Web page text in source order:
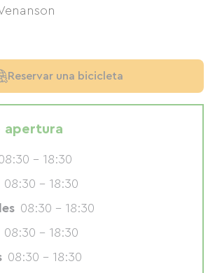
Reservar una bicicleta
apertura
- 18:30
08:30 - 18:30
08:30 - 18:30
08:30 - 18:30
08:30 - 18:30